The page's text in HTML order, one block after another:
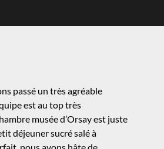
passé un très agréable
est au top très
musée d’Orsay est juste
déjeuner sucré salé à